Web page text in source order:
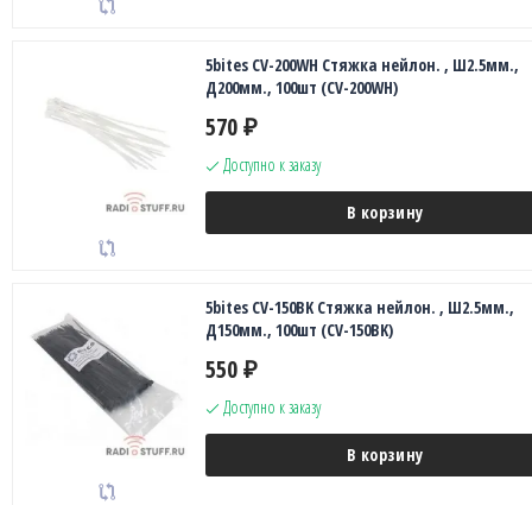
5bites CV-200WH Стяжка нейлон. , Ш2.5мм.,
Д200мм., 100шт (CV-200WH)
570 ₽
Доступно к заказу
В корзину
5bites CV-150BK Стяжка нейлон. , Ш2.5мм.,
Д150мм., 100шт (CV-150BK)
550 ₽
Доступно к заказу
В корзину